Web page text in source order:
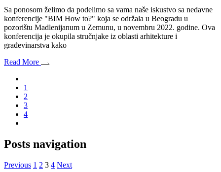
Sa ponosom želimo da podelimo sa vama naše iskustvo sa nedavne
konferencije "BIM How to?" koja se održala u Beogradu u
pozorištu Madlenijanum u Zemunu, u novembru 2022. godine. Ova
konferencija je okupila stručnjake iz oblasti arhitekture i
građevinarstva kako
Read More
1
2
3
4
Posts navigation
Previous 1 2 3 4 Next